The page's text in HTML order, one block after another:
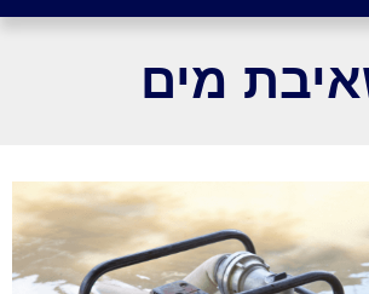
מים